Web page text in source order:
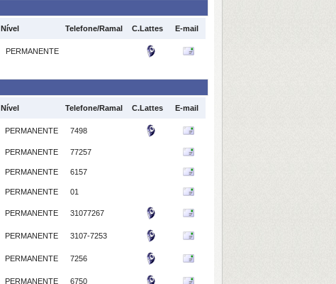
Nível Telefone/Ramal C.Lattes E-mail
PERMANENTE
Nível Telefone/Ramal C.Lattes E-mail
PERMANENTE 7498
PERMANENTE 77257
PERMANENTE 6157
PERMANENTE 01
PERMANENTE 31077267
PERMANENTE 3107-7253
PERMANENTE 7256
PERMANENTE 6750